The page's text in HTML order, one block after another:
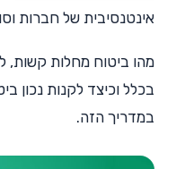
אינטנסיבית של חברות
מהו ביטוח מחלות קשות,
בכלל וכיצד לקנות נכון
במדריך הזה.